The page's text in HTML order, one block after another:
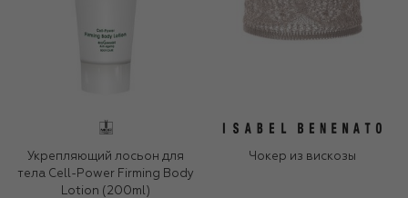
Укрепляющий лосьон для
тела Cell-Power Firming Body
Lotion (200ml)
Чокер из вискозы